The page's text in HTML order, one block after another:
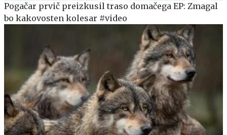
Pogačar prvič preizkusil traso domačega EP: Zmagal
bo kakovosten kolesar #video